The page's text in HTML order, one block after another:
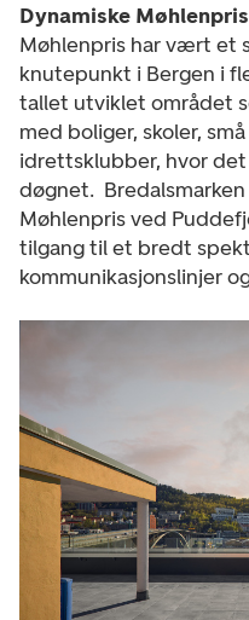
Dynamiske
Møhlenpris har vært et
knutepunkt i Bergen i
tallet utviklet området
med boliger, skoler,
idrettsklubber, hvor
døgnet.
Møhlenpris ved
tilgang til et bredt
kommunikasjonslinjer